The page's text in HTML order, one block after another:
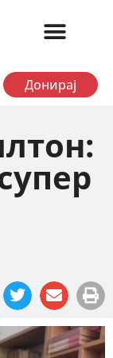
Донирај